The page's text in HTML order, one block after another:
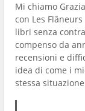
Mi chiamo
con Les
libri senza
compenso da
recensioni e
idea di come i
stessa